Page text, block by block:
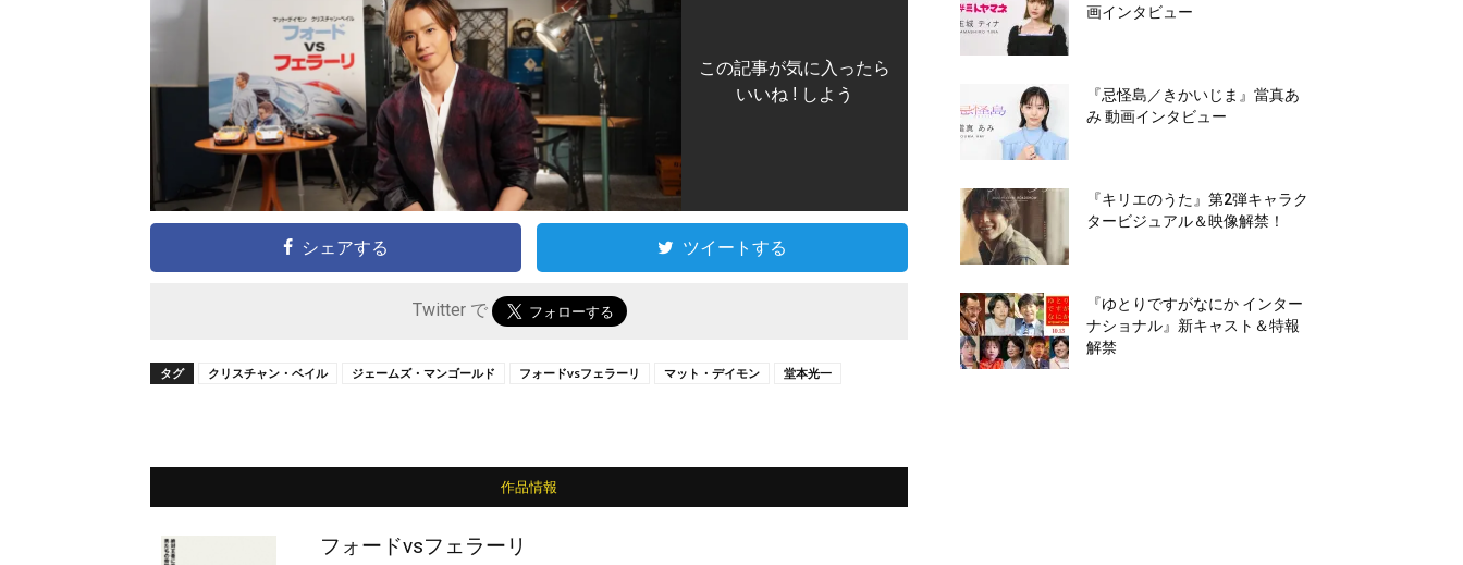
この記事が気に入ったら
いいね ! しよう
シェアする ツイートする
Twitter で
タグ クリスチャン・ベイル ジェームズ・マンゴールド フォードvsフェラーリ マット・デイモン 堂本光一
作品情報
フォードvsフェラーリ
画インタビュー
『忌怪島／きかいじま』當真あ
み 動画インタビュー
『キリエのうた』第2弾キャラク
タービジュアル＆映像解禁！
『ゆとりですがなにか インター
ナショナル』新キャスト＆特報
解禁